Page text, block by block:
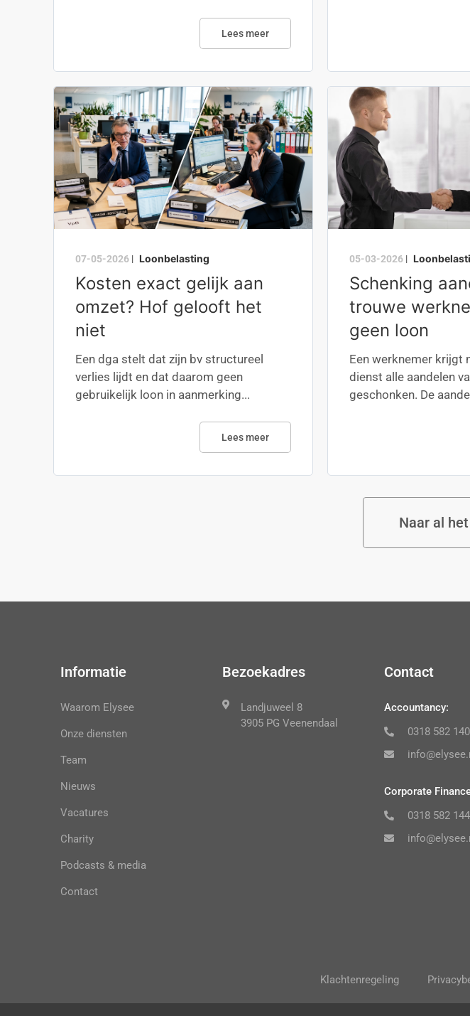
Lees meer
07-05-2026 | Loonbelasting
Kosten exact gelijk aan
omzet? Hof gelooft het
niet
Een dga stelt dat zijn bv structureel
verlies lijdt en dat daarom geen
gebruikelijk loon in aanmerking...
Lees meer
05-03-2026 |
Schenking
trouwe
geen loon
Een werknemer krijgt
dienst alle aandelen
geschonken. De
Naar al
Informatie
Waarom Elysee
Onze diensten
Team
Nieuws
Vacatures
Charity
Podcasts & media
Contact
Bezoekadres
Landjuweel 8
3905 PG Veenendaal
Contact
Accountancy:
0318 582 140
Corporate
0318 582 144
Klachtenregeling